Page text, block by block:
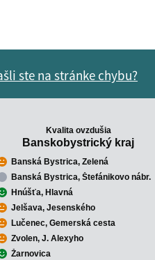
ste na stránke chybu?
Kvalita ovzdušia
Banskobystrický kraj
Banská Bystrica, Zelená
Banská Bystrica, Štefánikovo nábr.
Hnúšťa, Hlavná
Jelšava, Jesenského
Lučenec, Gemerská cesta
Zvolen, J. Alexyho
Žarnovica